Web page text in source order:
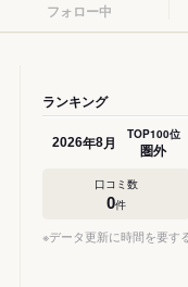
フォロー中
ランキング
2026年8月 TOP100位
圏外
口コミ数
0件
※データ更新に時間を要す